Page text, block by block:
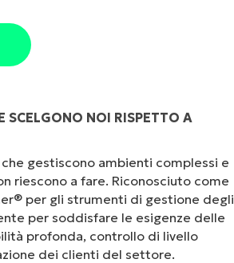
SCELGONO NOI RISPETTO A
gestiscono ambienti complessi e
riescono a fare. Riconosciuto come
per gli strumenti di gestione degli
per soddisfare le esigenze delle
profonda, controllo di livello
dei clienti del settore.
strumenti diversi per eseguire ciò che
centralizzata. NinjaOne semplifica davvero